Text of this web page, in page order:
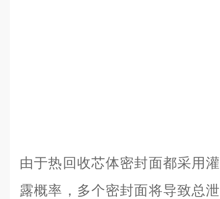
由于热回收芯体密封面都采用
露概率，多个密封面将导致总